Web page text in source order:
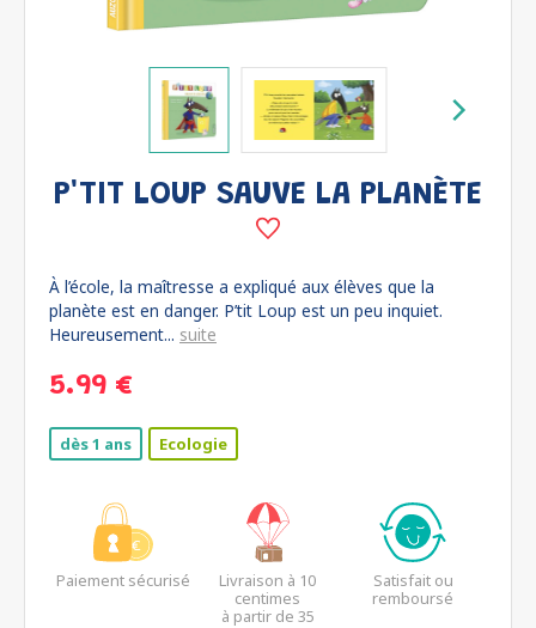
P'TIT LOUP SAUVE LA PLANÈTE
À l’école, la maîtresse a expliqué aux élèves que la
planète est en danger. P’tit Loup est un peu inquiet.
Heureusement... suite
5.99 €
dès 1 ans Ecologie
Paiement sécurisé
Livraison à 10
centimes
à partir de 35
Satisfait ou
remboursé